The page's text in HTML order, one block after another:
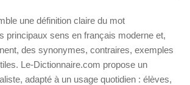
une définition claire du mot
principaux sens en français moderne et,
des synonymes, contraires, exemples
Le-Dictionnaire.com propose un
adapté à un usage quotidien : élèves,